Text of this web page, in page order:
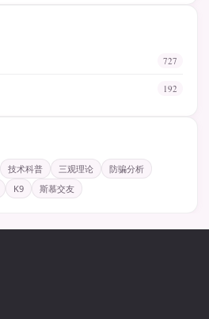
727
192
技术科普 三观理论
防骗分析
K9 斯慕交友